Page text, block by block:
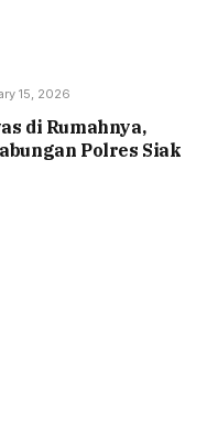
15, 2026
di Rumahnya,
Polres Siak